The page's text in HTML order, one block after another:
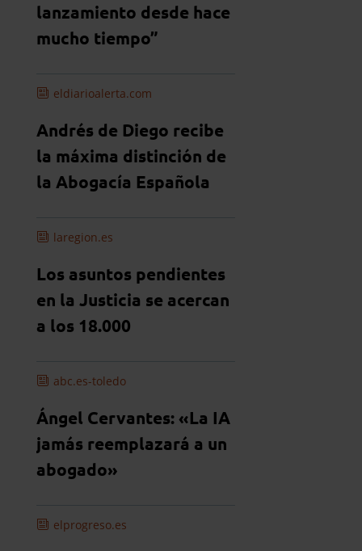
lanzamiento desde hace
mucho tiempo”
eldiarioalerta.com
Andrés de Diego recibe
la máxima distinción de
la Abogacía Española
laregion.es
Los asuntos pendientes
en la Justicia se acercan
a los 18.000
abc.es-toledo
Ángel Cervantes: «La IA
jamás reemplazará a un
abogado»
elprogreso.es